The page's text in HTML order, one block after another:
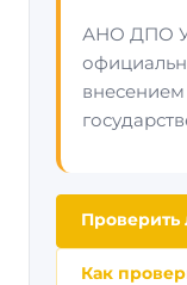
АНО ДПО
Как